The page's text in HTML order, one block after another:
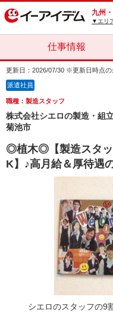
九州
▼エリ
仕事情報
更新日：2026/07/30 ※更新日時点
派遣社員
職種：製造スタッフ
株式会社シエロの製造・組
菊池市
◎植木◎【製造スタッ
K】♪高月給＆厚待遇
シエロのスタッフの9